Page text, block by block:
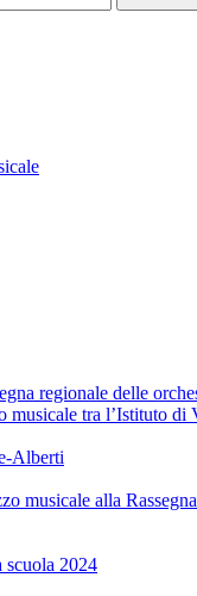
regionale delle
musicale tra l’Istituto
Alberti
musicale alla
scuola 2024